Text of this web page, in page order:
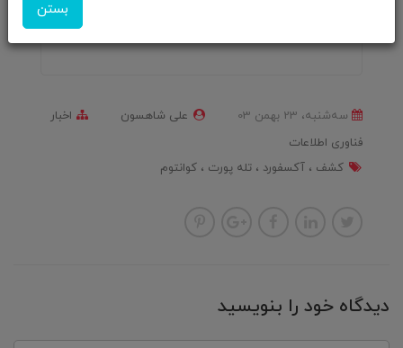
بستن
ﺳﻪشنبه، 23 بهمن 03 علی شاهسون
اخبار
فناوری اطلاعات
کشف
آکسفورد تله پورت کوانتوم
دیدگاه خود را بنویسید